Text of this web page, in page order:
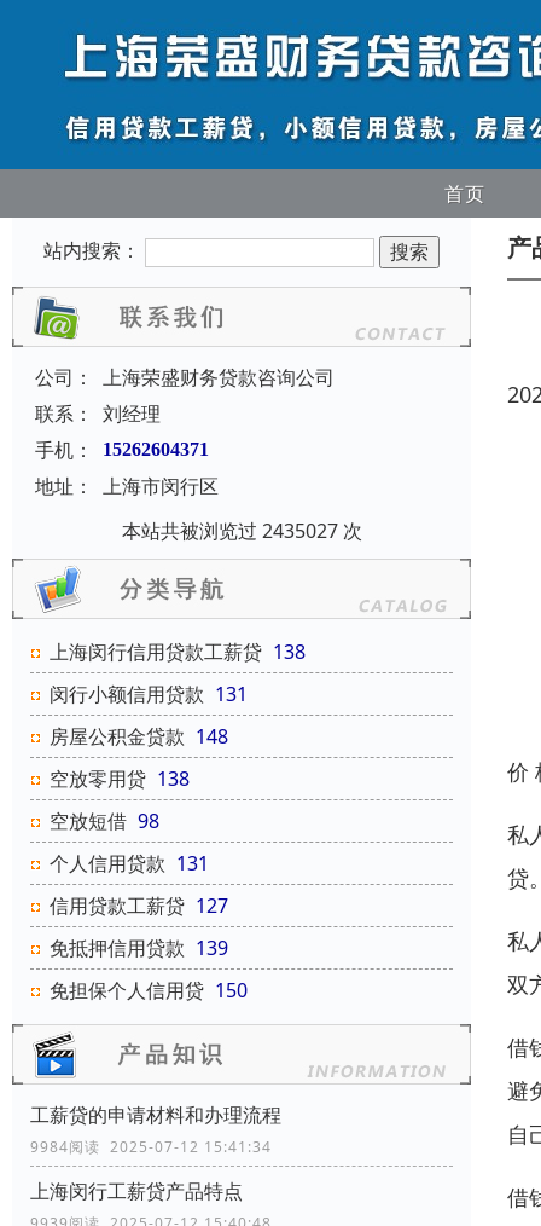
首页
站内搜索：
公司：
上海荣盛财务贷款咨询公司
联系：
刘经理
手机：
15262604371
地址：
上海市闵行区
本站共被浏览过 2435027 次
上海闵行信用贷款工薪贷 138
闵行小额信用贷款 131
房屋公积金贷款 148
空放零用贷 138
空放短借 98
个人信用贷款 131
信用贷款工薪贷 127
免抵押信用贷款 139
免担保个人信用贷 150
工薪贷的申请材料和办理流程
9984阅读 2025-07-12 15:41:34
上海闵行工薪贷产品特点
产
价
私
贷
私
双
借
避
自
借